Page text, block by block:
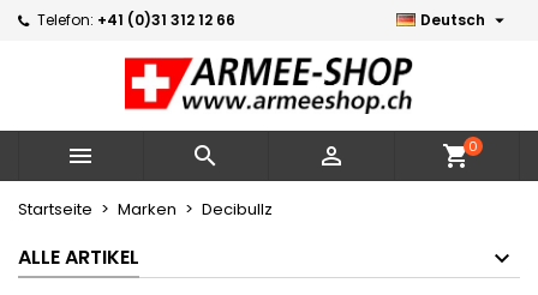
Telefon: +41 (0)31 312 12 66 Deutsch 
   shopping_cart0
Startseite Marken Decibullz
ALLE ARTIKEL
×
Neue Liste erstellen
×
((confirmMessage))
((cancelText)) ((modalDeleteText))
×
Name der Wunschliste
×
Sie müssen angemeldet sein, um Artikel Ihrer
Wunschliste hinzufügen zu können.
Abbrechen